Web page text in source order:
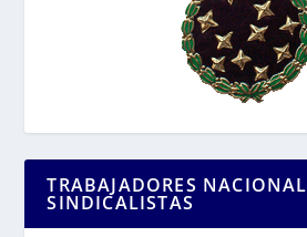
TRABAJADORES NACIONAL
SINDICALISTAS